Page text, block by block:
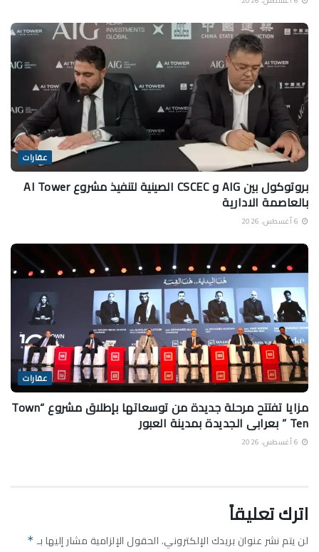
عقارات
بروتوكول بين AIG و CSCEC الصينية لتنفيذ مشروع AI Tower
بالعاصمة الادارية
عقارات
مزايا تفتتح مرحلة جديدة من توسعاتها بإطلاق مشروع “Town
Ten ” بعرابى الجديدة بمدينة العبور
اترك تعليقاً
لن يتم نشر عنوان بريدك الإلكتروني.الحقول الإلزامية مشار إليها بـ *